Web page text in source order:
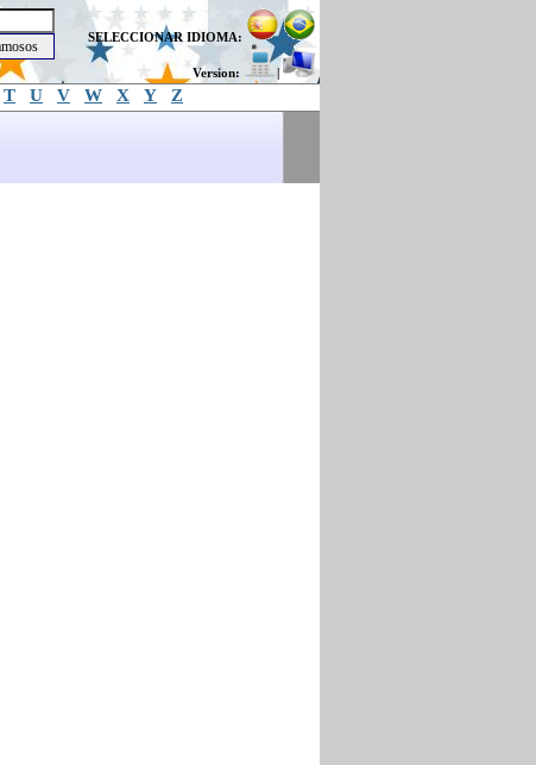
SELECCIONAR IDIOMA:
Version: |
T U V W X Y Z